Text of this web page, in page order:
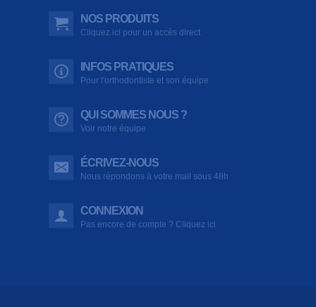
NOS PRODUITS
Cliquez ici pour un accès direct
INFOS PRATIQUES
Pour l'orthodontiste et son équipe
QUI SOMMES NOUS ?
Voir notre équipe
ÉCRIVEZ-NOUS
Nous répondons à votre mail sous 48h
CONNEXION
Pas encore de compte ? Cliquez ici